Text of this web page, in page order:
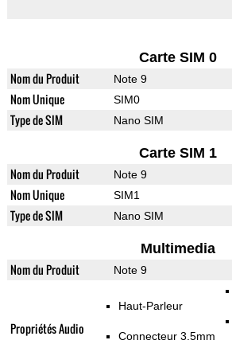
Carte SIM 0
Nom du Produit Note 9
Nom Unique SIM0
Type de SIM Nano SIM
Carte SIM 1
Nom du Produit Note 9
Nom Unique SIM1
Type de SIM Nano SIM
Multimedia
Nom du Produit Note 9
Propriétés Audio
Haut-Parleur
Connecteur 3.5mm